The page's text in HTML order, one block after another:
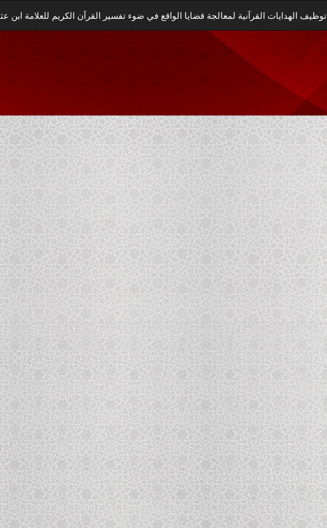
توظيف الهدايات القرآنية لمعالجة قضايا الواقع في ضوء تفسير القرآن الكريم للعلامة ابن